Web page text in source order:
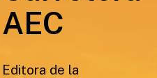
AEC
Editora de la